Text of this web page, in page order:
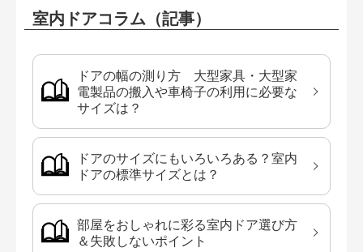
室内ドアコラム（記事）
ドアの幅の測り方 大型家具・大型家
電製品の搬入や車椅子の利用に必要な
サイズは？
ドアのサイズにもいろいろある？室内
ドアの標準サイズとは？
部屋をおしゃれに彩る室内ドア選び方
＆失敗しないポイント